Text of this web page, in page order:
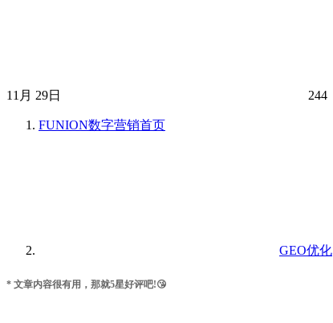
11月 29日 244
FUNION数字营销首页
GEO优化
* 文章内容很有用，那就5星好评吧!😘